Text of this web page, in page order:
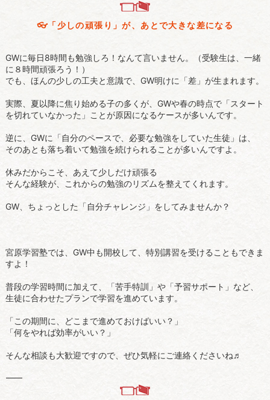
👓️「少しの頑張り」が、あとで大きな差になる
GWに毎日8時間も勉強しろ！なんて言いません。（受験生は、一緒
に８時間頑張ろう！）
でも、ほんの少しの工夫と意識で、GW明けに「差」が生まれます。
実際、夏以降に焦り始める子の多くが、GWや春の時点で「スタート
を切れていなかった」ことが原因になるケースが多いんです。
逆に、GWに「自分のペースで、必要な勉強をしていた生徒」は、
そのあとも落ち着いて勉強を続けられることが多いんですよ。
休みだからこそ、あえて少しだけ頑張る
そんな経験が、これからの勉強のリズムを整えてくれます。
GW、ちょっとした「自分チャレンジ」をしてみませんか？
宮原学習塾では、GW中も開校して、特別講習を受けることもできま
すよ！
普段の学習時間に加えて、「苦手特訓」や「予習サポート」など、
生徒に合わせたプランで学習を進めています。
「この期間に、どこまで進めておけばいい？」
「何をやれば効率がいい？」
そんな相談も大歓迎ですので、ぜひ気軽にご連絡くださいね♬
⸻